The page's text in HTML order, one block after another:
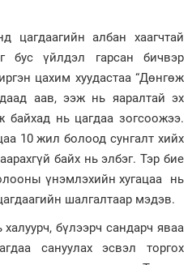
цагдаагийн албан хаагчтай
бус үйлдэл гарсан бичвэр
цахим хуудастаа “Дөнгөж
аав, ээж нь яаралтай эх
байхад нь цагдаа зогсоожээ.
10 жил болоод сунгалт хийх
байх нь элбэг. Тэр бие
үнэмлэхийн хугацаа нь
шалгалтаар мэдэв.
бүлээрч сандарч яваа
сануулах эсвэл торгох